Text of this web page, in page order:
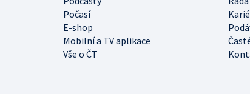
Počasí
E-shop
Mobilní a TV aplikace
Vše o ČT